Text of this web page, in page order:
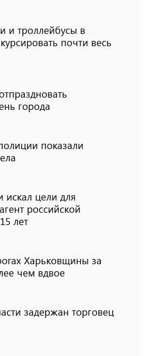
и троллейбусы в
почти весь
города
показали
искал цели для
российской
лет
Харьковщины за
чем вдвое
задержан торговец